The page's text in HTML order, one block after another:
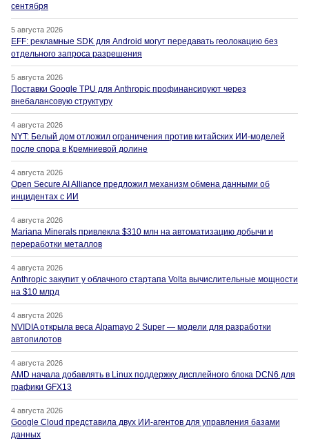
сентября
5 августа 2026
EFF: рекламные SDK для Android могут передавать геолокацию без
отдельного запроса разрешения
5 августа 2026
Поставки Google TPU для Anthropic профинансируют через
внебалансовую структуру
4 августа 2026
NYT: Белый дом отложил ограничения против китайских ИИ-моделей
после спора в Кремниевой долине
4 августа 2026
Open Secure AI Alliance предложил механизм обмена данными об
инцидентах с ИИ
4 августа 2026
Mariana Minerals привлекла $310 млн на автоматизацию добычи и
переработки металлов
4 августа 2026
Anthropic закупит у облачного стартапа Volta вычислительные мощности
на $10 млрд
4 августа 2026
NVIDIA открыла веса Alpamayo 2 Super — модели для разработки
автопилотов
4 августа 2026
AMD начала добавлять в Linux поддержку дисплейного блока DCN6 для
графики GFX13
4 августа 2026
Google Cloud представила двух ИИ-агентов для управления базами
данных